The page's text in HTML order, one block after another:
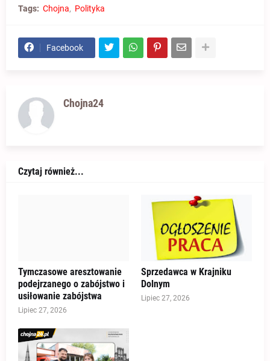
Tags: Chojna Polityka
Facebook
Chojna24
Czytaj również...
Tymczasowe aresztowanie
podejrzanego o zabójstwo i
usiłowanie zabójstwa
Lipiec 27, 2026
Sprzedawca w Krajniku
Dolnym
Lipiec 27, 2026